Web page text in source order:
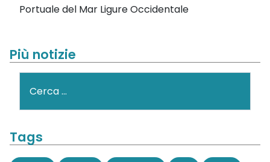
Portuale del Mar Ligure Occidentale
Più notizie
Tags